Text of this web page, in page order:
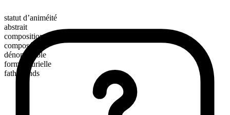
statut d’animéité
abstrait
composition morphologique
composé
dénombrable
forme plurielle
fatherlands